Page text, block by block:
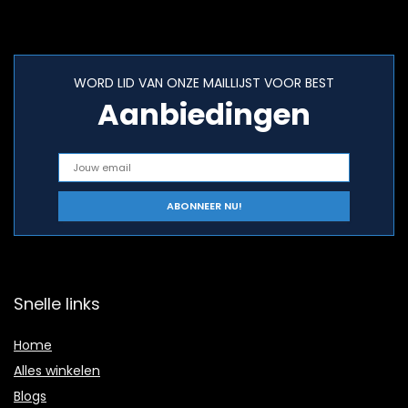
WORD LID VAN ONZE MAILLIJST VOOR BEST
Aanbiedingen
Snelle links
Home
Alles winkelen
Blogs